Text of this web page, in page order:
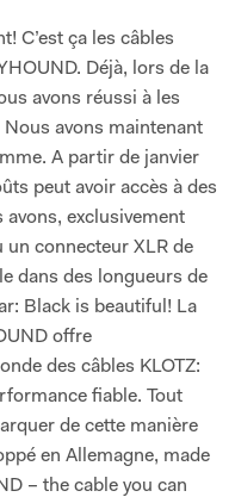
C’est ça les câbles
Déjà, lors de la
avons réussi à les
avons maintenant
A partir de janvier
peut avoir accès à des
exclusivement
un connecteur XLR de
dans des longueurs de
Black is beautiful! La
offre
des câbles KLOTZ:
fiable. Tout
de cette manière
en Allemagne, made
– the cable you can